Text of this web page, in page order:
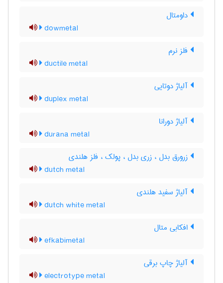
داومتال
dowmetal
فلز نرم
ductile metal
آلیاژ دوتایی
duplex metal
آلیاژ دورانا
durana metal
زرورق بدل ، زری بدل ، پولک ، فلز هلندی
dutch metal
آلیاژ سفید هلندی
dutch white metal
افکابی متال
efkabimetal
آلیاژ چاپ برقی
electrotype metal